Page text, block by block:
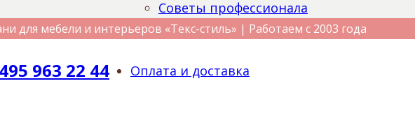
для мебели и интерьеров «Текс-стиль» | Работаем с 2003 года
963 22 44
Советы профессионала
Оплата и доставка